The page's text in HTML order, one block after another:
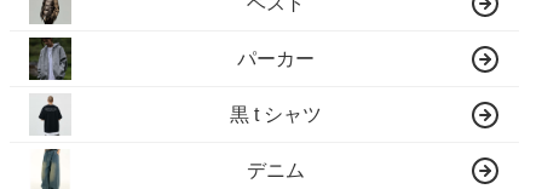
パーカー
黒 t シャツ
デニム